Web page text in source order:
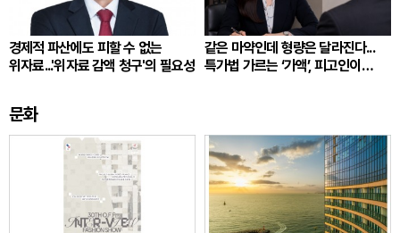
경제적 파산에도 피할 수 없는
위자료...'위자료 감액 청구'의 필요성
같은 마약인데 형량은 달라진다...
특가법 가르는 ‘가액’, 피고인이
문화